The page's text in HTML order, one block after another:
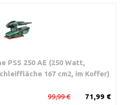
PSS 250 AE (250 Watt,
167 cm2, im Koffer)
71,99 €
99,99 €